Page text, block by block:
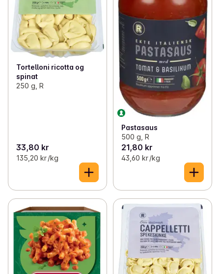
Tortelloni ricotta og
spinat
250 g, R
33,80 kr
135,20 kr /kg
Pastasaus
500 g, R
21,80 kr
43,60 kr /kg